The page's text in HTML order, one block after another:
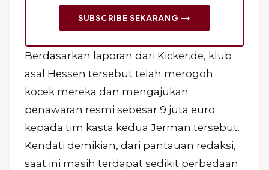
SUBSCRIBE SEKARANG →
Berdasarkan laporan dari Kicker.de, klub
asal Hessen tersebut telah merogoh
kocek mereka dan mengajukan
penawaran resmi sebesar 9 juta euro
kepada tim kasta kedua Jerman tersebut.
Kendati demikian, dari pantauan redaksi,
saat ini masih terdapat sedikit perbedaan